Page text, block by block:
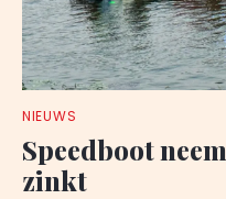
NIEUWS
Speedboot
zinkt